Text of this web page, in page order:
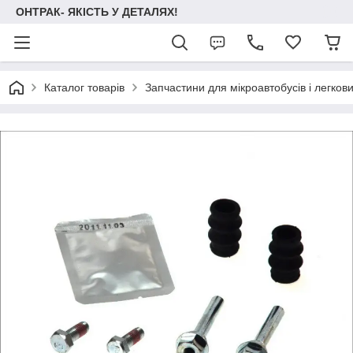
ОНТРАК- ЯКІСТЬ У ДЕТАЛЯХ!
Каталог товарів Запчастини для мікроавтобусів і